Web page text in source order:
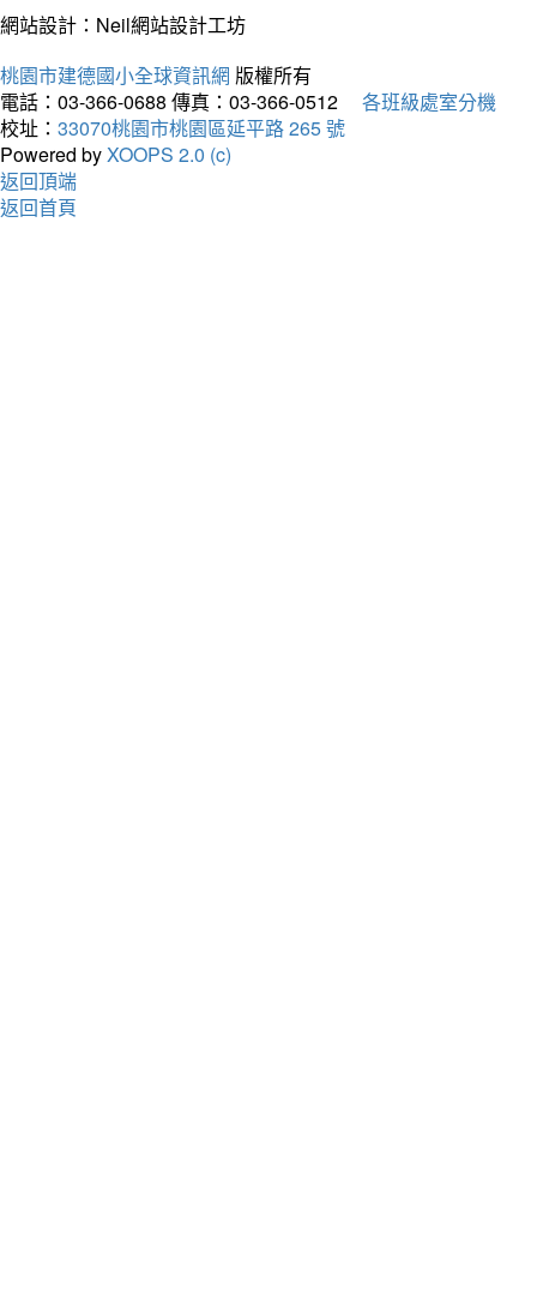
網站設計：Neil網站設計工坊
桃園市建德國小全球資訊網 版權所有
電話：03-366-0688 傳真：03-366-0512
各班級處室分機
校址： 33070桃園市桃園區延平路 265 號
Powered byXOOPS 2.0 (c)
返回頂端
返回首頁